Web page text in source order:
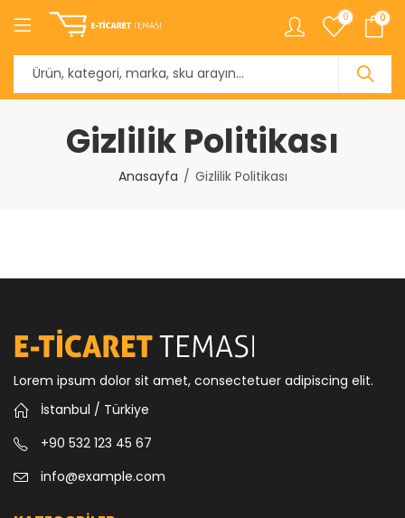
0 0
Gizlilik Politikası
Anasayfa Gizlilik Politikası
Lorem ipsum dolor sit amet, consectetuer adipiscing elit.
İstanbul / Türkiye
+90 532 123 45 67
info@example.com